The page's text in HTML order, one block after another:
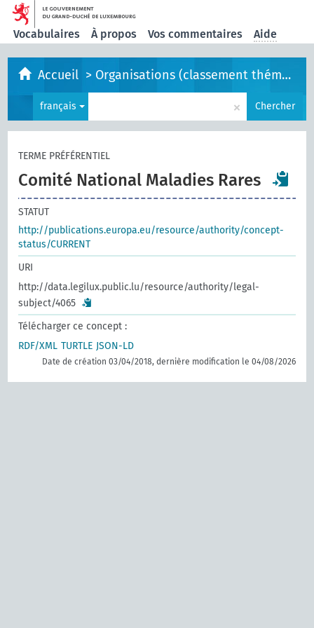
Vocabulaires À propos Vos commentaires Aide
Accueil > Organisations (classement thématique)
français × Chercher
TERME PRÉFÉRENTIEL
Comité National Maladies Rares
STATUT
http://publications.europa.eu/resource/authority/concept-
status/CURRENT
URI
http://data.legilux.public.lu/resource/authority/legal-
subject/4065
Télécharger ce concept :
RDF/XML TURTLE JSON-LD
Date de création 03/04/2018, dernière modification le 04/08/2026